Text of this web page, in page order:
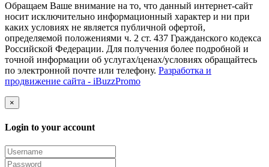
Обращаем Ваше внимание на то, что данный интернет-сайт
носит исключительно информационный характер и ни при
каких условиях не является публичной офертой,
определяемой положениями ч. 2 ст. 437 Гражданского кодекса
Российской Федерации. Для получения более подробной и
точной информации об услугах/ценах/условиях обращайтесь
по электронной почте или телефону. Разработка и
продвижение сайта - iBuzzPromo
×
Login to your account